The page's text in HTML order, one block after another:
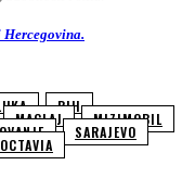
Hercegovina.
BIH
MAGLAJ MIZIMOBIL
SARAJEVO